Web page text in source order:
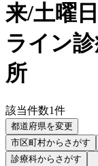
来/土曜
ライン診
所
該当件数1件
都道府県を変更
市区町村からさがす
診療科からさがす